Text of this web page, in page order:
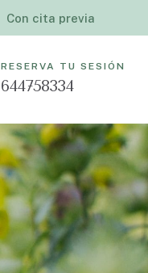
Con cita previa
RESERVA TU SESIÓN
644758334